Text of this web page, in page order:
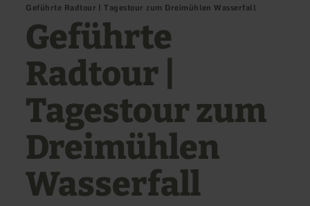
Geführte Radtour | Tagestour zum Dreimühlen Wasserfall
Geführte
Radtour |
Tagestour zum
Dreimühlen
Wasserfall